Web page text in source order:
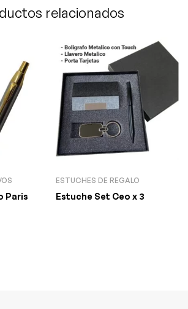
relacionados
Paris
ESTUCHES DE REGALO
Estuche Set Ceo x 3